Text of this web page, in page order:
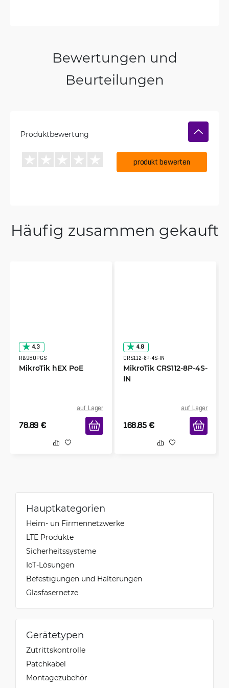
Bewertungen und
Beurteilungen
Produktbewertung
produkt bewerten
Häufig zusammen gekauft
4.3
RB960PGS
MikroTik hEX PoE
auf Lager
78.89 €
4.8
CRS112-8P-4S-IN
MikroTik CRS112-8P-4S-
IN
auf Lager
168.85 €
Hauptkategorien
Heim- un Firmennetzwerke
LTE Produkte
Sicherheitssysteme
IoT-Lösungen
Befestigungen und Halterungen
Glasfasernetze
Gerätetypen
Zutrittskontrolle
Patchkabel
Montagezubehör